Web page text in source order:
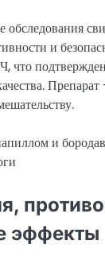
и
что
Препарат
эффекты